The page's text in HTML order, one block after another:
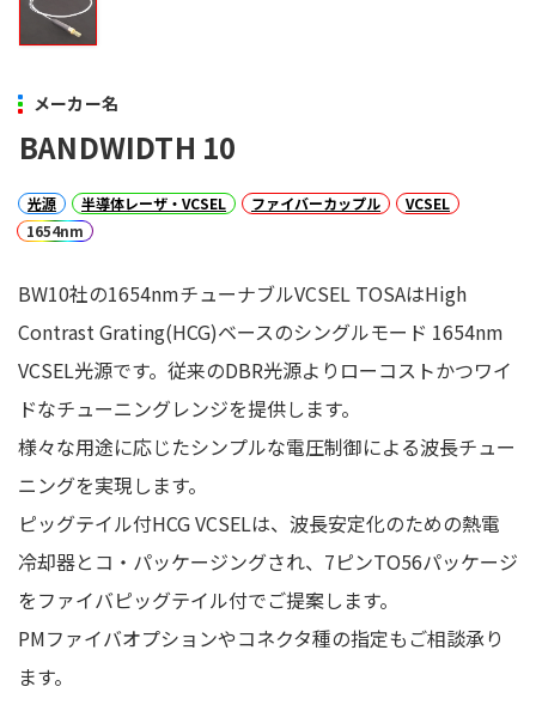
メーカー名
BANDWIDTH 10
光源 半導体レーザ・VCSEL ファイバーカップル
VCSEL
1654nm
BW10社の1654nmチューナブルVCSEL TOSAはHigh
Contrast Grating(HCG)ベースのシングルモード 1654nm
VCSEL光源です。従来のDBR光源よりローコストかつワイ
ドなチューニングレンジを提供します。
様々な用途に応じたシンプルな電圧制御による波長チュー
ニングを実現します。
ピッグテイル付HCG VCSELは、波長安定化のための熱電
冷却器とコ・パッケージングされ、7ピンTO56パッケージ
をファイバピッグテイル付でご提案します。
PMファイバオプションやコネクタ種の指定もご相談承り
ます。